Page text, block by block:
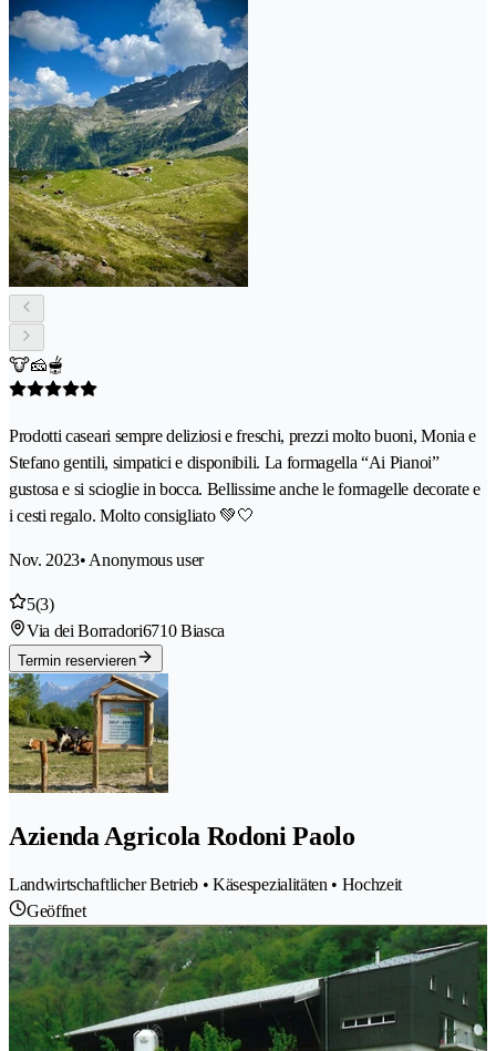
🐮🧀🫕
Prodotti caseari sempre deliziosi e freschi, prezzi molto buoni, Monia e
Stefano gentili, simpatici e disponibili. La formagella “Ai Pianoi”
gustosa e si scioglie in bocca. Bellissime anche le formagelle decorate e
i cesti regalo. Molto consigliato 💚🤍
Nov. 2023• Anonymous user
5(3)
Via dei Borradori6710 Biasca
Termin reservieren
Azienda Agricola Rodoni Paolo
Landwirtschaftlicher Betrieb • Käsespezialitäten • Hochzeit
Geöffnet